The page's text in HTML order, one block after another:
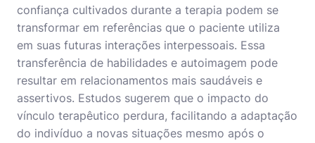
confiança cultivados durante a terapia podem se
transformar em referências que o paciente utiliza
em suas futuras interações interpessoais. Essa
transferência de habilidades e autoimagem pode
resultar em relacionamentos mais saudáveis e
assertivos. Estudos sugerem que o impacto do
vínculo terapêutico perdura, facilitando a adaptação
do indivíduo a novas situações mesmo após o